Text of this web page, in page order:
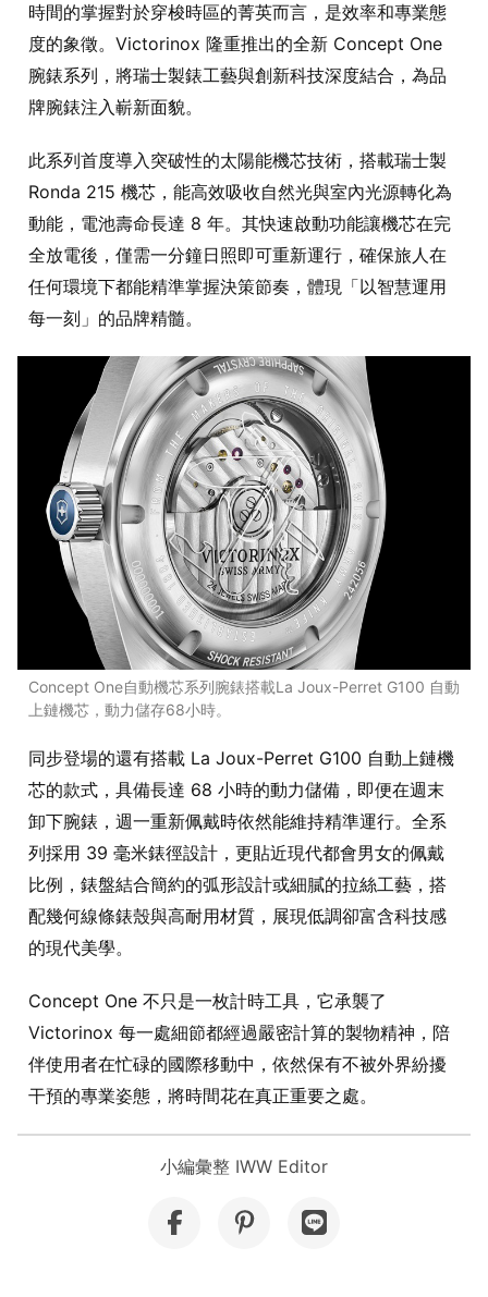
時間的掌握對於穿梭時區的菁英而言，是效率和專業態
度的象徵。Victorinox 隆重推出的全新 Concept One
腕錶系列，將瑞士製錶工藝與創新科技深度結合，為品
牌腕錶注入嶄新面貌。
此系列首度導入突破性的太陽能機芯技術，搭載瑞士製
Ronda 215 機芯，能高效吸收自然光與室內光源轉化為
動能，電池壽命長達 8 年。其快速啟動功能讓機芯在完
全放電後，僅需一分鐘日照即可重新運行，確保旅人在
任何環境下都能精準掌握決策節奏，體現「以智慧運用
每一刻」的品牌精髓。
Concept One自動機芯系列腕錶搭載La Joux-Perret G100 自動
上鏈機芯，動力儲存68小時。
同步登場的還有搭載 La Joux-Perret G100 自動上鏈機
芯的款式，具備長達 68 小時的動力儲備，即便在週末
卸下腕錶，週一重新佩戴時依然能維持精準運行。全系
列採用 39 毫米錶徑設計，更貼近現代都會男女的佩戴
比例，錶盤結合簡約的弧形設計或細膩的拉絲工藝，搭
配幾何線條錶殼與高耐用材質，展現低調卻富含科技感
的現代美學。
Concept One 不只是一枚計時工具，它承襲了
Victorinox 每一處細節都經過嚴密計算的製物精神，陪
伴使用者在忙碌的國際移動中，依然保有不被外界紛擾
干預的專業姿態，將時間花在真正重要之處。
小編彙整 IWW Editor